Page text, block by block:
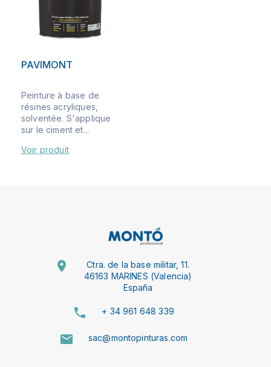
PAVIMONT
Peinture à base de
résines acryliques,
solventée. S'applique
sur le ciment et...
Voir produit
Ctra. de la base militar, 11.
46163 MARINES (Valencia)
España
+ 34 961 648 339
sac@montopinturas.com